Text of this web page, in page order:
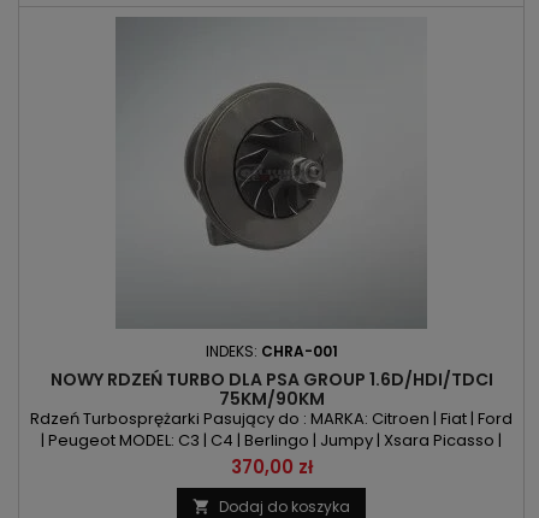
INDEKS: CHRA-001
NOWY RDZEŃ TURBO DLA PSA GROUP 1.6D/HDI/TDCI
75KM/90KM
Rdzeń Turbosprężarki Pasujący do : MARKA: Citroen | Fiat | Ford
| Peugeot MODEL: C3 | C4 | Berlingo | Jumpy | Xsara Picasso |
Scudo | C-MAX | Fiesta | Focus | Fusion | 207 | 307 | 308| Expert |
Partner KOD SILNIKA: 9HU | DV6B | DV6ATED4 POJEMNOŚĆ:
1560ccm 1.6 HDI | Multijet | TDCIMOC: 75KM | 90KM / 55kW | 66kW
Cena
370,00 zł
 Dodaj do koszyka